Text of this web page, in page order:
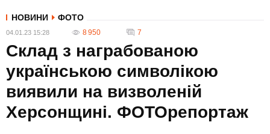
НОВИНИ ФОТО
04.01.23 15:28 8 950 7
Склад з награбованою
українською символікою
виявили на визволеній
Херсонщині. ФОТОрепортаж